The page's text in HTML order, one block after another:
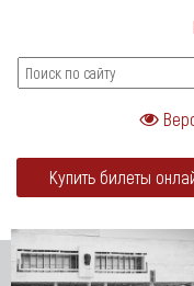
Купить билеты